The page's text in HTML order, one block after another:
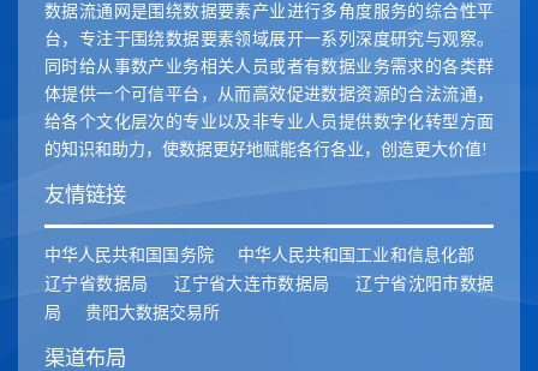
数据流通网是围绕数据要素产业进行多角度服务的综合性平
台，专注于围绕数据要素领域展开一系列深度研究与观察。
同时给从事数产业务相关人员或者有数据业务需求的各类群
体提供一个可信平台，从而高效促进数据资源的合法流通，
给各个文化层次的专业以及非专业人员提供数字化转型方面
的知识和助力，使数据更好地赋能各行各业，创造更大价值!
友情链接
中华人民共和国国务院
中华人民共和国工业和信息化部
辽宁省数据局
辽宁省大连市数据局
辽宁省沈阳市数据
局
贵阳大数据交易所
渠道布局